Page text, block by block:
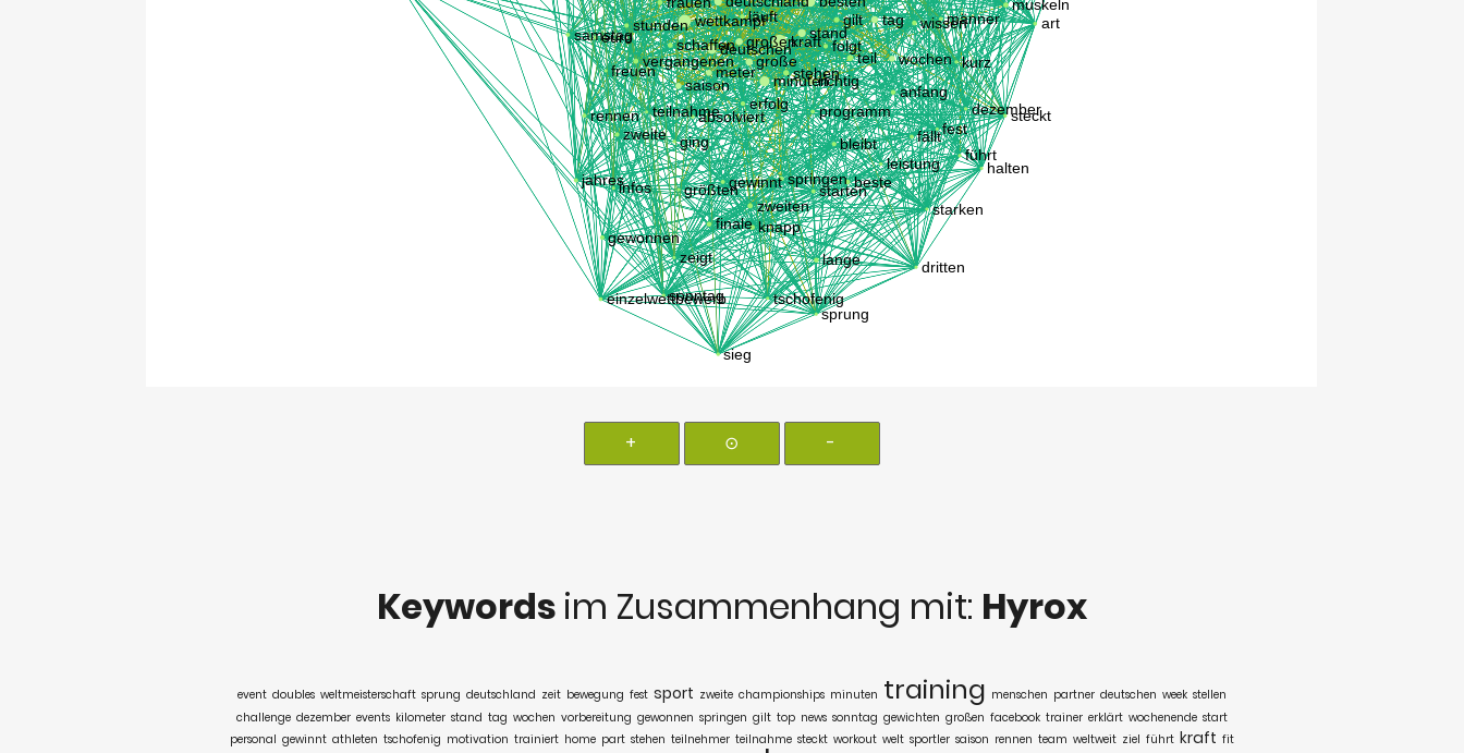
+ ⊙ -
Keywords im Zusammenhang mit: Hyrox
event doubles weltmeisterschaft sprung deutschland zeit bewegung fest sport zweite championships minuten training menschen partner deutschen week stellen
challenge dezember events kilometer stand tag wochen vorbereitung gewonnen springen gilt top news sonntag gewichten großen facebook trainer erklärt wochenende start
personal gewinnt athleten tschofenig motivation trainiert home part stehen teilnehmer teilnahme steckt workout welt sportler saison rennen team weltweit ziel führt kraft fit